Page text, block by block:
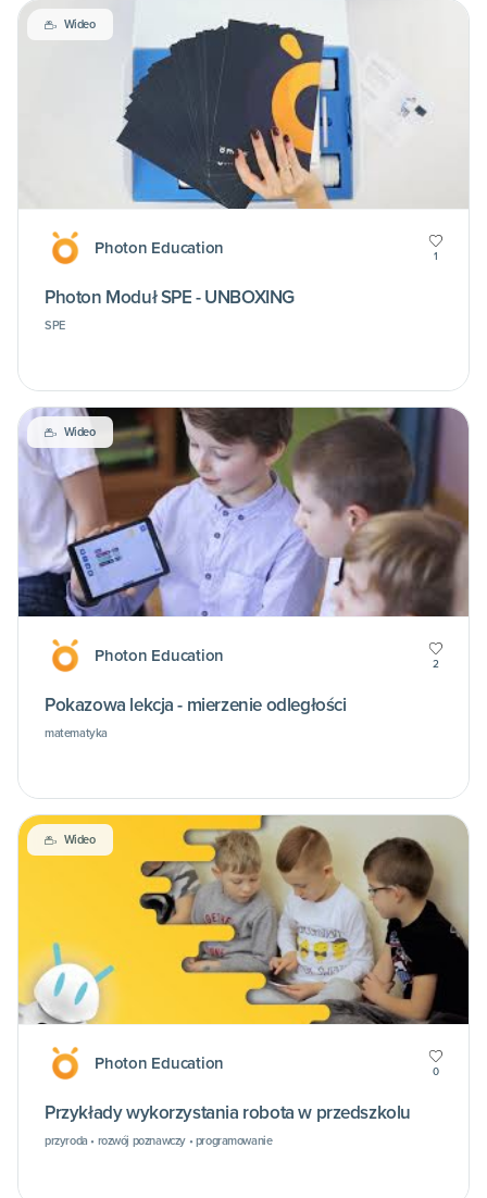
Wideo
Photon Education 1
Photon Moduł SPE - UNBOXING
SPE
Wideo
Photon Education 2
Pokazowa lekcja - mierzenie odległości
matematyka
Wideo
Photon Education 0
Przykłady wykorzystania robota w przedszkolu
przyroda • rozwój poznawczy • programowanie